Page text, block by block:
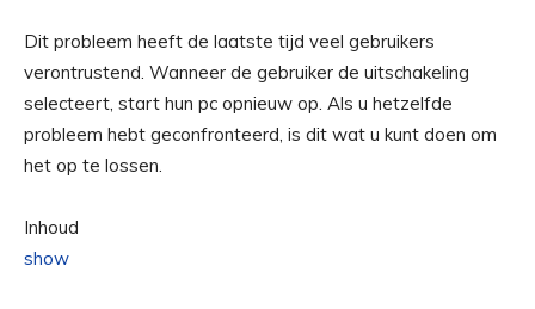
Dit probleem heeft de laatste tijd veel gebruikers
verontrustend. Wanneer de gebruiker de uitschakeling
selecteert, start hun pc opnieuw op. Als u hetzelfde
probleem hebt geconfronteerd, is dit wat u kunt doen om
het op te lossen.
Inhoud
show